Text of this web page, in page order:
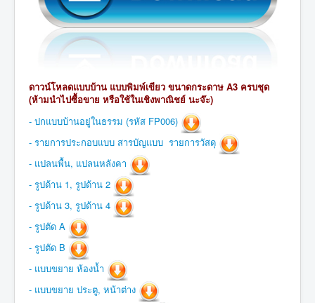
ดาวน์โหลดแบบบ้าน แบบพิมพ์เขียว ขนาดกระดาษ A3 ครบชุด
(ห้ามนำไปซื้อขาย หรือใช้ในเชิงพาณิชย์ นะจ๊ะ)
- ปกแบบบ้านอยู่ในธรรม (รหัส FP006)
- รายการประกอบแบบ สารบัญแบบ รายการวัสดุ
- แปลนพื้น, แปลนหลังคา
- รูปด้าน 1, รูปด้าน 2
- รูปด้าน 3, รูปด้าน 4
- รูปตัด A
- รูปตัด B
- แบบขยาย ห้องน้ำ
- แบบขยาย ประตู, หน้าต่าง